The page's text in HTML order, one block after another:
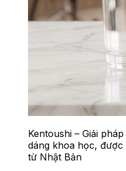
Kentoushi – Giải
dáng khoa học, được
từ Nhật Bản